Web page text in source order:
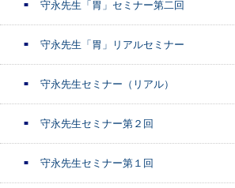
守永先生「胃」セミナー第二回
守永先生「胃」リアルセミナー
守永先生セミナー（リアル）
守永先生セミナー第２回
守永先生セミナー第１回